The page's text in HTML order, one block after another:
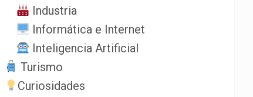
Industria
Informática e Internet
Inteligencia Artificial
Turismo
Curiosidades